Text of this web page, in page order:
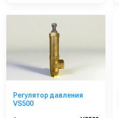
Регулятор давления
VS500